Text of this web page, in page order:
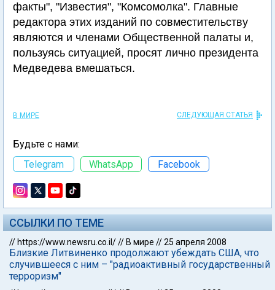
факты", "Известия", "Комсомолка". Главные
редактора этих изданий по совместительству
являются и членами Общественной палаты и,
пользуясь ситуацией, просят лично президента
Медведева вмешаться.
В МИРЕ СЛЕДУЮЩАЯ СТАТЬЯ
Будьте с нами:
Telegram
WhatsApp Facebook
ССЫЛКИ ПО ТЕМЕ
// https://www.newsru.co.il/// В мире //25 апреля 2008
Близкие Литвиненко продолжают убеждать США, что
случившееся с ним – "радиоактивный государственный
терроризм"